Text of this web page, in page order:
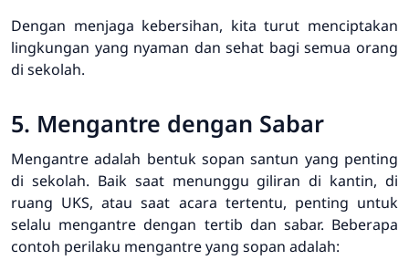
Dengan menjaga kebersihan, kita turut menciptakan
lingkungan yang nyaman dan sehat bagi semua orang
di sekolah.
5. Mengantre dengan Sabar
Mengantre adalah bentuk sopan santun yang penting
di sekolah. Baik saat menunggu giliran di kantin, di
ruang UKS, atau saat acara tertentu, penting untuk
selalu mengantre dengan tertib dan sabar. Beberapa
contoh perilaku mengantre yang sopan adalah: